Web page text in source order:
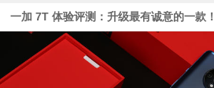
一加 7T 体验评测：升级最有诚意的一款！